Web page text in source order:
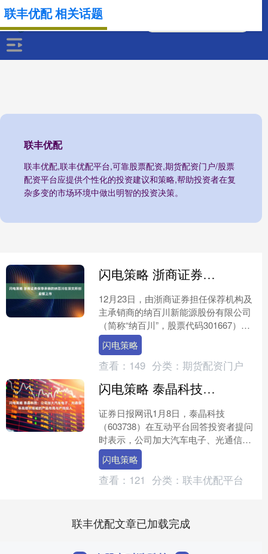
联丰优配
联丰优配,联丰优配平台,可靠股票配资,期货配资门户/股票
配资平台应提供个性化的投资建议和策略,帮助投资者在复
杂多变的市场环境中做出明智的投资决策。
联丰优配 相关话题
闪电策略 浙商证券保荐承销的纳百川在深交所创业板上市
12月23日，由浙商证券担任保荐机构及
主承销商的纳百川新能源股份有限公司
（简称“纳百川”，股票代码301667）首
次公开发行股票并在深圳证券交易所创
业板挂牌上市....
闪电策略
查看： 149 分类： 期货配资门户
闪电策略 泰晶科技：公司加大汽车电子、光通信等高增长领域的产品布局与产线投入
证券日报网讯1月8日，泰晶科技
（603738）在互动平台回答投资者提问
时表示，公司加大汽车电子、光通信、
数据中心、AI算力等高增长领域的产品
布局与产线投入，具备....
闪电策略
查看： 121 分类： 联丰优配平台
联丰优配文章已加载完成